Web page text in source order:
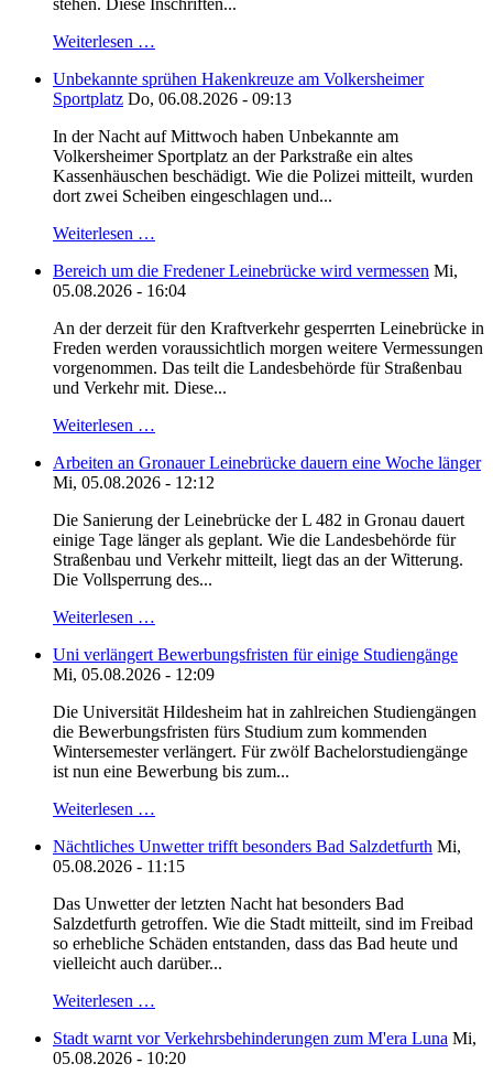
stehen. Diese Inschriften...
Weiterlesen …
Unbekannte sprühen Hakenkreuze am Volkersheimer
Sportplatz Do, 06.08.2026 - 09:13
In der Nacht auf Mittwoch haben Unbekannte am
Volkersheimer Sportplatz an der Parkstraße ein altes
Kassenhäuschen beschädigt. Wie die Polizei mitteilt, wurden
dort zwei Scheiben eingeschlagen und...
Weiterlesen …
Bereich um die Fredener Leinebrücke wird vermessen Mi,
05.08.2026 - 16:04
An der derzeit für den Kraftverkehr gesperrten Leinebrücke in
Freden werden voraussichtlich morgen weitere Vermessungen
vorgenommen. Das teilt die Landesbehörde für Straßenbau
und Verkehr mit. Diese...
Weiterlesen …
Arbeiten an Gronauer Leinebrücke dauern eine Woche länger
Mi, 05.08.2026 - 12:12
Die Sanierung der Leinebrücke der L 482 in Gronau dauert
einige Tage länger als geplant. Wie die Landesbehörde für
Straßenbau und Verkehr mitteilt, liegt das an der Witterung.
Die Vollsperrung des...
Weiterlesen …
Uni verlängert Bewerbungsfristen für einige Studiengänge
Mi, 05.08.2026 - 12:09
Die Universität Hildesheim hat in zahlreichen Studiengängen
die Bewerbungsfristen fürs Studium zum kommenden
Wintersemester verlängert. Für zwölf Bachelorstudiengänge
ist nun eine Bewerbung bis zum...
Weiterlesen …
Nächtliches Unwetter trifft besonders Bad Salzdetfurth Mi,
05.08.2026 - 11:15
Das Unwetter der letzten Nacht hat besonders Bad
Salzdetfurth getroffen. Wie die Stadt mitteilt, sind im Freibad
so erhebliche Schäden entstanden, dass das Bad heute und
vielleicht auch darüber...
Weiterlesen …
Stadt warnt vor Verkehrsbehinderungen zum M'era Luna Mi,
05.08.2026 - 10:20